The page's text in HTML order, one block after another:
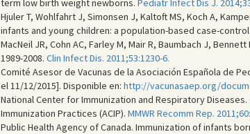
term low birth weight newborns. Pediatr Infect Dis J.
Hjuler T, Wohlfahrt J, Simonsen J, Kaltoft MS, Koch A,
infants and young children: a population-based case-
MacNeil JR, Cohn AC, Farley M, Mair R, Baumbach J,
1989-2008. Clin Infect Dis. 2011;53:1230-6.
Comité Asesor de Vacunas de la Asociación Española de
el 11/12/2015]. Disponible en: http://vacunasaep.org/
National Center for Immunization and Respiratory
Immunization Practices (ACIP). MMWR Recomm Rep.
Public Health Agency of Canada. Immunization of infants